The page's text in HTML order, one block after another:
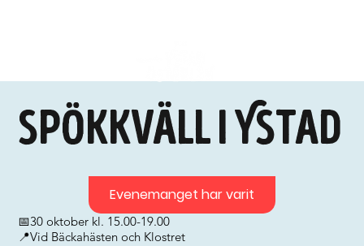
Spökkväll i Ystad
📅30 oktober kl. 15.00-19.00
📍Vid Bäckahästen och Klostret
Evenemanget har varit